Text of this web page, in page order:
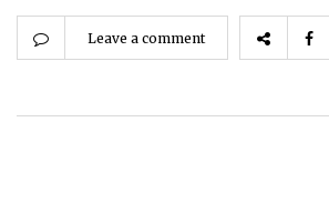
Leave a comment